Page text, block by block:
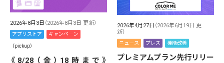
2026年8月3日 （2026年8月3日 更新）
アプリストア キャンペーン
（pickup）
《8/28（金）18時まで》
2026年4月27日 （2026年6月19日 更
新）
ニュース プレス 機能改善
プレミアムプラン先行リリー